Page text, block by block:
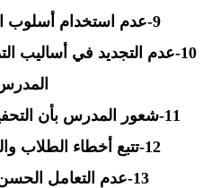
9-عدم استخدام أسلوب
-10عدم التجديد في أساليب
-11شعور المدرس بأن
-12تتبع أخطاء الطلاب
-13عدم التعامل الحسن